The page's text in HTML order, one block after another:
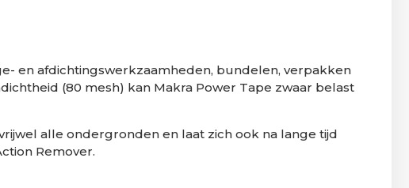
en afdichtingswerkzaamheden, bundelen, verpakken
(80 mesh) kan Makra Power Tape zwaar belast
alle ondergronden en laat zich ook na lange tijd
Remover.